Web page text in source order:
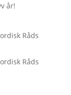
år!
Råds
Råds